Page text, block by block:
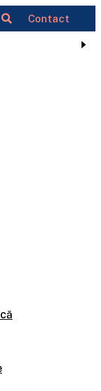
Contact